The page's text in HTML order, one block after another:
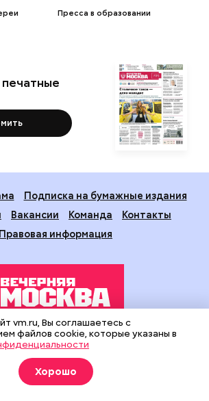
Пресса в образовании
Подписка на бумажные издания
Вакансии Команда
Контакты
Правовая информация
финансовой поддержке Департамента
и рекламы города Москвы.
рекомендательные технологии
предоставления информации
и анализа сведений,
vm.ru, Вы соглашаетесь с
файлов cookie, которые указаны в
Хорошо